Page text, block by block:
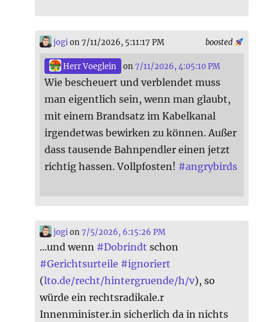
boosted
jogi on 7/11/2026, 5:11:17 PM
Herr Voeglein on7/11/2026, 4:05:10 PM
Wie bescheuert und verblendet muss
man eigentlich sein, wenn man glaubt,
mit einem Brandsatz im Kabelkanal
irgendetwas bewirken zu können. Außer
dass tausende Bahnpendler einen jetzt
richtig hassen. Vollpfosten! #angrybirds
jogion7/5/2026, 6:15:26 PM
...und wenn #Dobrindt schon
#Gerichtsurteile #ignoriert
(lto.de/recht/hintergruende/h/v), so
würde ein rechtsradikale.r
Innenminister.in sicherlich da in nichts